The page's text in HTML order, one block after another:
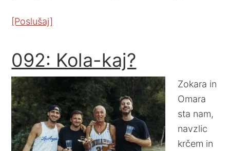
[Poslušaj]
092: Kola-kaj?
Zokara in
Omara
sta nam,
navzlic
krčem in